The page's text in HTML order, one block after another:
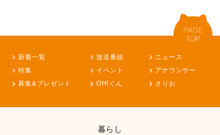
新着一覧 放送番組
ニュース
特集
イベント
アナウンサー
募集&プレゼント
OH!くん さりお
暮らし